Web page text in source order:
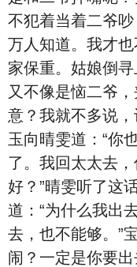
不犯着当着二爷
万人知道。我才
家保重。姑娘倒
又不像是恼二爷
意？我就不多说
玉向晴雯道：“你
了。我回太太去
好？”晴雯听了这
道：“为什么我出
去，也不能够。”
闹？一定是你要